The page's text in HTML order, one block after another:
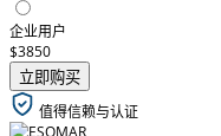
企业用户
$3850
立即购买
值得信赖与认证